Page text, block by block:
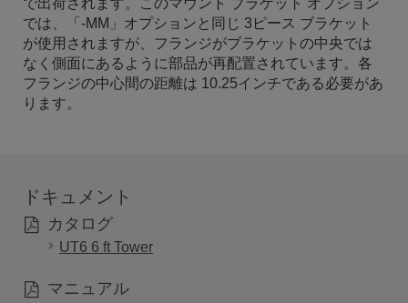
で出荷されます。このマウント ブラケット オプション
では、「-MM」オプションと同じ 3ピース ブラケット
が使用されますが、フランジがブラケットの中央では
なく側面にあるように部品が再配置されています。各
フランジの中心間の距離は 10.25インチである必要があ
ります。
ドキュメント
カタログ
UT6 6 ft Tower
マニュアル